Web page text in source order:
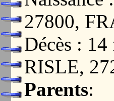
27800,
Décès :
RISLE,
Parents: